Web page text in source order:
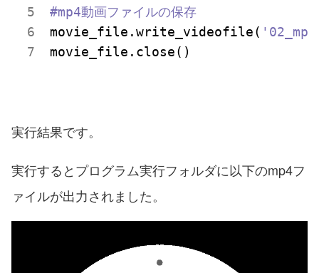
#mp4動画ファイルの保存
movie_file.write_videofile(
実行結果です。
実行するとプログラム実行フォルダに以下のmp4フ
ァイルが出力されました。